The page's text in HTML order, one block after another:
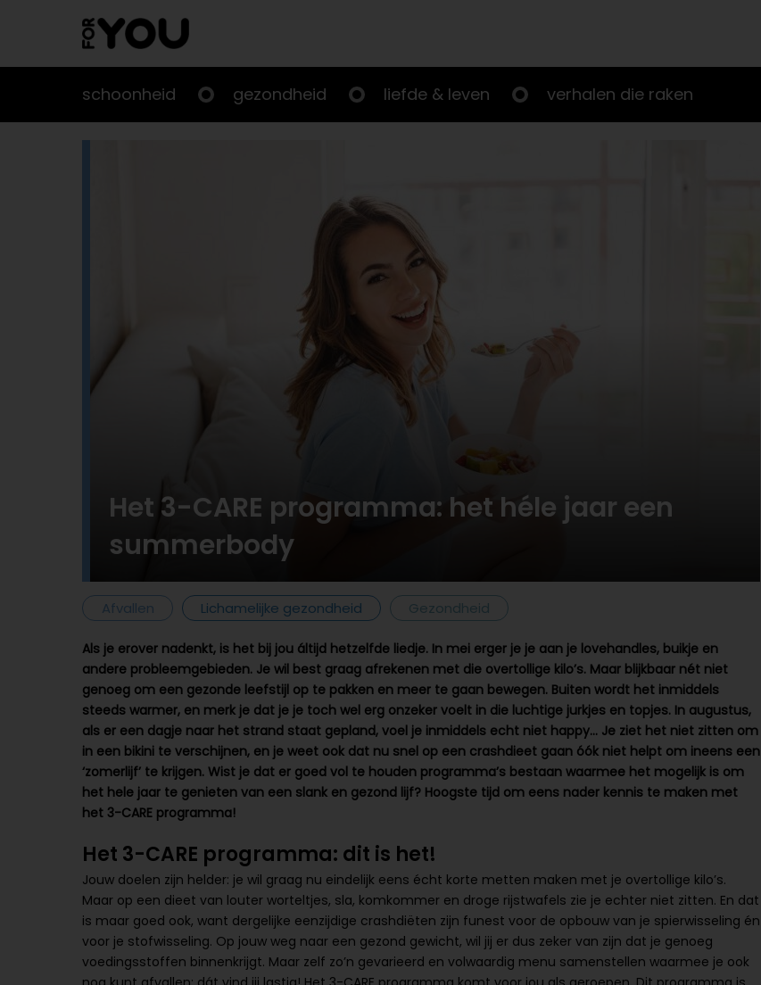
schoonheid gezondheid liefde & leven verhalen die raken
Het 3-CARE programma: het héle jaar een
summerbody
Afvallen Lichamelijke gezondheid Gezondheid
Als je erover nadenkt, is het bij jou áltijd hetzelfde liedje. In mei erger je je aan je lovehandles, buikje en
andere probleemgebieden. Je wil best graag afrekenen met die overtollige kilo’s. Maar blijkbaar nét niet
genoeg om een gezonde leefstijl op te pakken en meer te gaan bewegen. Buiten wordt het inmiddels
steeds warmer, en merk je dat je je toch wel erg onzeker voelt in die luchtige jurkjes en topjes. In augustus,
als er een dagje naar het strand staat gepland, voel je inmiddels echt niet happy… Je ziet het niet zitten om
in een bikini te verschijnen, en je weet ook dat nu snel op een crashdieet gaan óók niet helpt om ineens een
‘zomerlijf’ te krijgen. Wist je dat er goed vol te houden programma’s bestaan waarmee het mogelijk is om
het hele jaar te genieten van een slank en gezond lijf? Hoogste tijd om eens nader kennis te maken met
het 3-CARE programma!
Het 3-CARE programma: dit is het!
Jouw doelen zijn helder: je wil graag nu eindelijk eens écht korte metten maken met je overtollige kilo’s.
Maar op een dieet van louter worteltjes, sla, komkommer en droge rijstwafels zie je echter niet zitten. En dat
is maar goed ook, want dergelijke eenzijdige crashdiëten zijn funest voor de opbouw van je spierwisseling én
voor je stofwisseling. Op jouw weg naar een gezond gewicht, wil jij er dus zeker van zijn dat je genoeg
voedingsstoffen binnenkrijgt. Maar zelf zo’n gevarieerd en volwaardig menu samenstellen waarmee je ook